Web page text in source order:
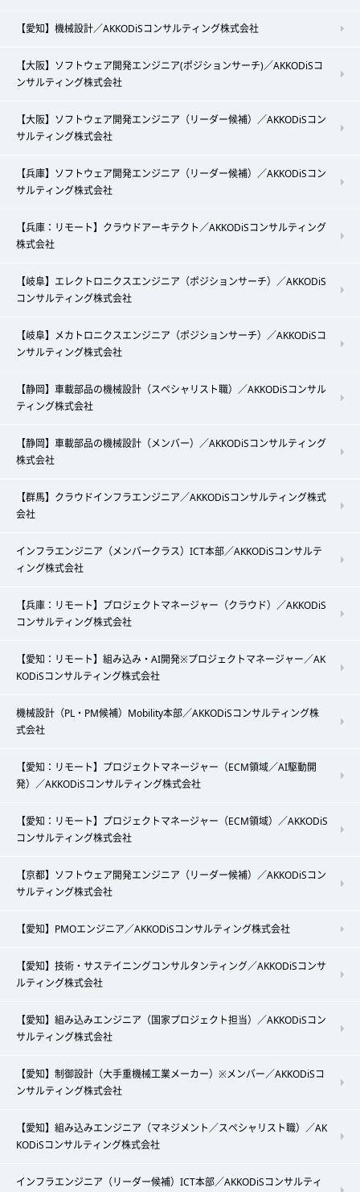
【愛知】機械設計／AKKODiSコンサルティング株式会社
【大阪】ソフトウェア開発エンジニア(ポジションサーチ)／AKKODiSコ
ンサルティング株式会社
【大阪】ソフトウェア開発エンジニア（リーダー候補）／AKKODiSコン
サルティング株式会社
【兵庫】ソフトウェア開発エンジニア（リーダー候補）／AKKODiSコン
サルティング株式会社
【兵庫：リモート】クラウドアーキテクト／AKKODiSコンサルティング
株式会社
【岐阜】エレクトロニクスエンジニア（ポジションサーチ）／AKKODiS
コンサルティング株式会社
【岐阜】メカトロニクスエンジニア（ポジションサーチ）／AKKODiSコ
ンサルティング株式会社
【静岡】車載部品の機械設計（スペシャリスト職）／AKKODiSコンサル
ティング株式会社
【静岡】車載部品の機械設計（メンバー）／AKKODiSコンサルティング
株式会社
【群馬】クラウドインフラエンジニア／AKKODiSコンサルティング株式
会社
インフラエンジニア（メンバークラス）ICT本部／AKKODiSコンサルテ
ィング株式会社
【兵庫：リモート】プロジェクトマネージャー（クラウド）／AKKODiS
コンサルティング株式会社
【愛知：リモート】組み込み・AI開発※プロジェクトマネージャー／AK
KODiSコンサルティング株式会社
機械設計（PL・PM候補）Mobility本部／AKKODiSコンサルティング株
式会社
【愛知：リモート】プロジェクトマネージャー（ECM領域／AI駆動開
発）／AKKODiSコンサルティング株式会社
【愛知：リモート】プロジェクトマネージャー（ECM領域）／AKKODiS
コンサルティング株式会社
【京都】ソフトウェア開発エンジニア（リーダー候補）／AKKODiSコン
サルティング株式会社
【愛知】PMOエンジニア／AKKODiSコンサルティング株式会社
【愛知】技術・サステイニングコンサルタンティング／AKKODiSコンサ
ルティング株式会社
【愛知】組み込みエンジニア（国家プロジェクト担当）／AKKODiSコン
サルティング株式会社
【愛知】制御設計（大手重機械工業メーカー）※メンバー／AKKODiSコ
ンサルティング株式会社
【愛知】組み込みエンジニア（マネジメント／スペシャリスト職）／AK
KODiSコンサルティング株式会社
インフラエンジニア（リーダー候補）ICT本部／AKKODiSコンサルティ